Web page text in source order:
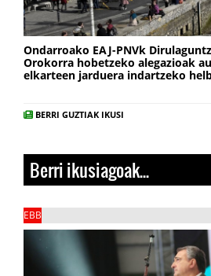
Ondarroako EAJ-PNVk
Orokorra hobetzeko alegazioak
elkarteen jarduera indartzeko
BERRI GUZTIAK IKUSI
Berri ikusiagoak...
EBB